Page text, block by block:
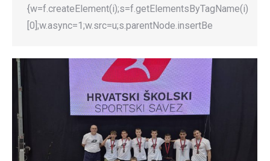
{w=f.createElement(i);s=f.getElementsByTagName(i)
[0];w.async=1;w.src=u;s.parentNode.insertBe